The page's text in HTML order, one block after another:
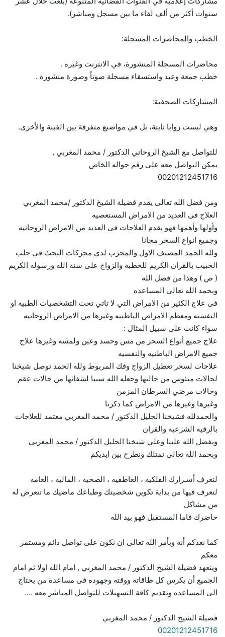
سنوات أكثر من ألف لقاء ما بين مسجل ومباشر).
الخطب والمحاضرات المسجلة:
محاضرات المسجلة المنشورة، في الانترنت وغيره .
خطب جمعة وعيد واستسقاء مسجلة صوتاً وصورة منشورة .
المشاركات الصحفية:
وهي ليست زوايا ثابتة، بل في مواضيع متفرقة بين الفينة والأخرى.
للتواصل مع الشيخ الروحاني الدكتور / محمد المغربي ,
يمكن التواصل معه على رقم جواله الخاص
00201212451716
ومن فضل الله تعالى يقدم فضيلة الشيخ الدكتور /محمد المغربي
العلاج فى العديد من الامراض المستعصيه
وأولها وأهمها فهو يقدم العلاجات فى العديد من الامراض الروحانيه
وجميع انواع السحر مجانا
ولله الحمد المصنف الاول والمجرب لدي محركات البحث فى جلب
الحبيب بالقران الكريم للخطبه والزواج على سنة الله ورسوله الكريم
( ص ) وهذا من فضل الله
وبحمد الله تعالى المساعده
فى علاج الكثير من الامراض التي لا تاتي تحت التشخصيات الطبيه او
النفسيه ومعظم الامراض الباطنيه وغيرها من الامراض الروحانيه
سواء كانت على سبيل المثال :
علاج جميع أنواع السحر من مس وحسد وعين ولمسه وغيرها علاج
جميع الامراض الباطنيه والنفسيه
علاجات لسحر تعطيل الزواج وفك المربوط ولله الحمد توصل شيخنا
لحالات ميئوس من حالتها وجعله الله سببا لشفائها من حالات عقم
وحالات مرضي السرطان المزمن
وغيرها وغيرها من الامراض كما ذكرنا
والحمدلله فشيخنا الجليل الدكتور / محمد المغربي معتمد للعلاجات
بالرقيه الشرعيه والقران
وبفضل الله علينا وعلي شيخنا الجليل الدكتور / محمد المغربي
وبحمد الله تعالى نمتلك ونطرح بين ايديكم
لتعرف أسـرارك الفلكيه ، العاطفيه ، الصحيه ، الماليه ، العامه
لتعرف فيها من بداية تكوين شخصيتك وطباعك ماضيك ما تتعرض له
من مشاكل
حاضرك فاما المستقبل فهو بيد الله
كما نعدكم أنه وبأمر الله تعالى ان نكون على تواصل دائم ومستمر
معكم
ويتعهد فضيلة الشيخ الدكتور / محمد المغربي , امام الله اولا ثم امام
الجميع أن يكرس كل طاقاته ووقته وجهوده فى مساعدة من يحتاج
الى المساعده وتقديم كافة التسهيلات للتواصل المباشر معه ….
فضيلة الشيخ الدكتور / محمد المغربي
00201212451716